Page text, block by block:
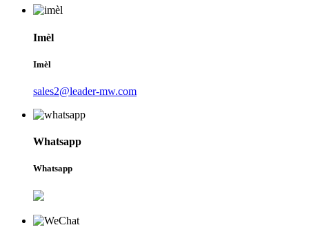
Imèl
Imèl
sales2@leader-mw.com
Whatsapp
Whatsapp